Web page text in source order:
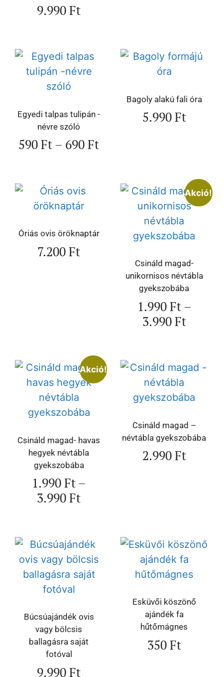
9.990Ft
Egyedi talpas tulipán -
névre szóló
590Ft– 690Ft
Bagoly alakú fali óra
5.990Ft
Óriás ovis öröknaptár
7.200Ft
Akció!
Csináld magad-
unikornisos névtábla
gyekszobába
1.990Ft–
3.990Ft
Akció!
Csináld magad- havas
hegyek névtábla
gyekszobába
1.990Ft–
3.990Ft
Csináld magad –
névtábla gyekszobába
2.990Ft
Búcsúajándék ovis
vagy bölcsis
ballagásra saját
fotóval
9.990Ft
Esküvői köszönő
ajándék fa
hűtőmágnes
350Ft